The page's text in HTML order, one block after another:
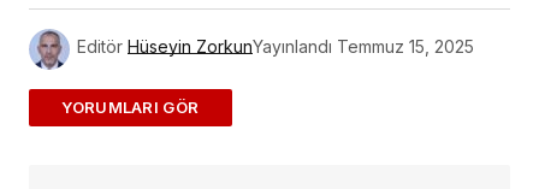
Editör Hüseyin ZorkunYayınlandı Temmuz 15, 2025
ADD A COMMENT